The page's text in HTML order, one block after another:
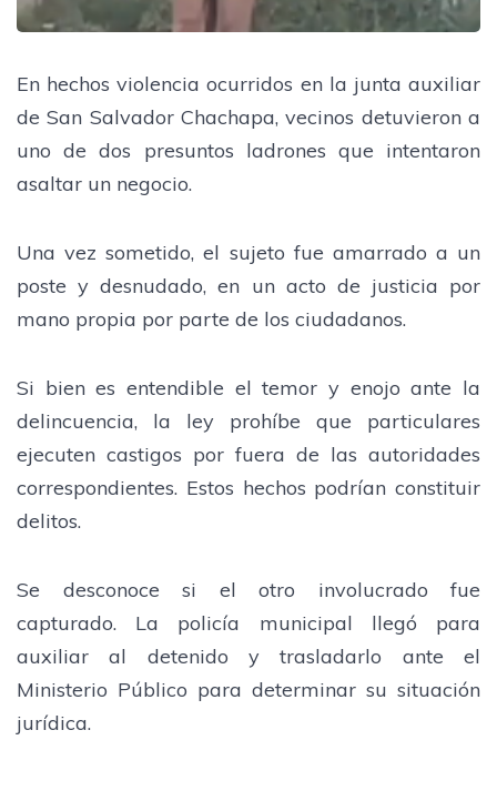
En hechos violencia ocurridos en la junta auxiliar
de San Salvador Chachapa, vecinos detuvieron a
uno de dos presuntos ladrones que intentaron
asaltar un negocio.
Una vez sometido, el sujeto fue amarrado a un
poste y desnudado, en un acto de justicia por
mano propia por parte de los ciudadanos.
Si bien es entendible el temor y enojo ante la
delincuencia, la ley prohíbe que particulares
ejecuten castigos por fuera de las autoridades
correspondientes. Estos hechos podrían constituir
delitos.
Se desconoce si el otro involucrado fue
capturado. La policía municipal llegó para
auxiliar al detenido y trasladarlo ante el
Ministerio Público para determinar su situación
jurídica.